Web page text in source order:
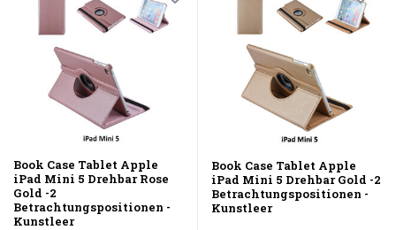
Book Case Tablet Apple
iPad Mini 5 Drehbar Rose
Gold -2
Betrachtungspositionen -
Kunstleer
Book Case Tablet Apple
iPad Mini 5 Drehbar Gold -2
Betrachtungspositionen -
Kunstleer